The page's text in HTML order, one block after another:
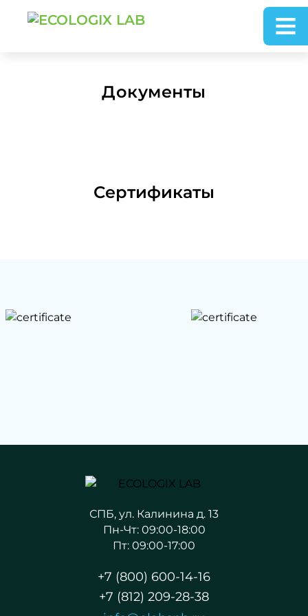
Документы
Сертификаты
СПБ, ул. Калинина д. 13
Пн-Чт: 09:00-18:00
Пт: 09:00-17:00
+7 (800) 600-14-16
+7 (812) 209-28-38